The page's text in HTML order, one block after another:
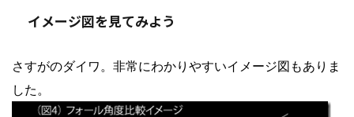
イメージ図を見てみよう
さすがのダイワ。非常にわかりやすいイメージ図もありま
した。